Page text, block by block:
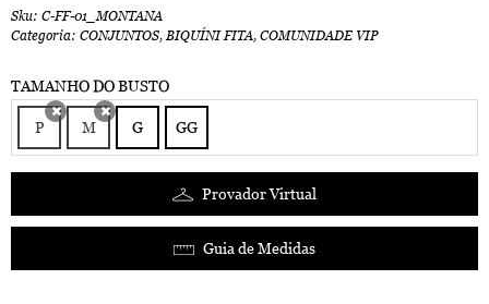
Sku: C-FF-01_MONTANA
Categoria: CONJUNTOS,BIQUÍNI FITA, COMUNIDADE VIP
TAMANHO DO BUSTO
P Mx G GG
Provador Virtual
Guia de Medidas